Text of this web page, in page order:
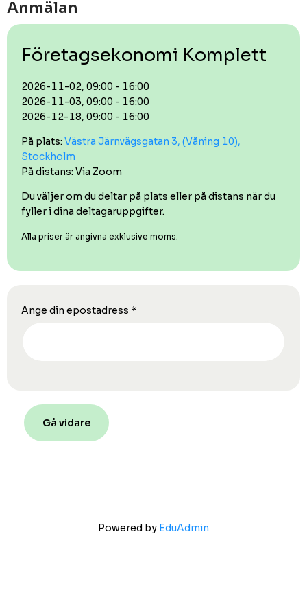
Anmälan
Företagsekonomi Komplett
2026-11-02, 09:00 - 16:00
2026-11-03, 09:00 - 16:00
2026-12-18, 09:00 - 16:00
På plats: Västra Järnvägsgatan 3, (Våning 10),
Stockholm
På distans: Via Zoom
Du väljer om du deltar på plats eller på distans när du
fyller i dina deltagaruppgifter.
Alla priser är angivna exklusive moms.
Ange din epostadress *
Gå vidare
Powered by EduAdmin